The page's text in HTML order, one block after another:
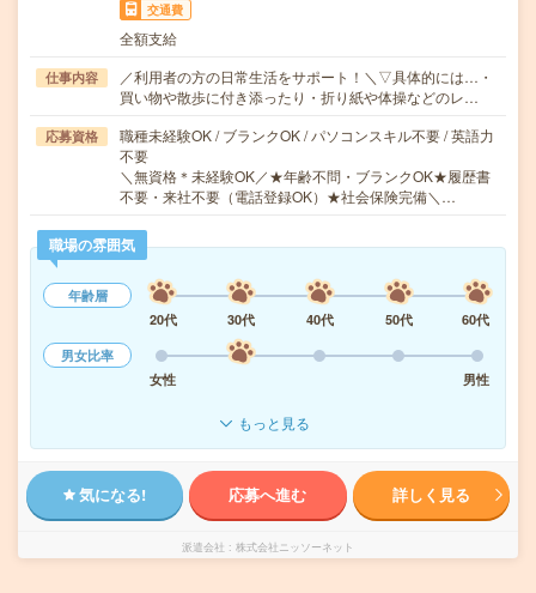
交通費
全額支給
仕事内容
／利用者の方の日常生活をサポート！＼▽具体的には…・
買い物や散歩に付き添ったり・折り紙や体操などのレ…
応募資格
職種未経験OK / ブランクOK / パソコンスキル不要 / 英語力
不要
＼無資格＊未経験OK／★年齢不問・ブランクOK★履歴書
不要・来社不要（電話登録OK）★社会保険完備＼…
職場の雰囲気
年齢層
20代
30代 40代 50代
60代
男女比率
女性
男性
もっと見る
気になる! 応募へ進む 詳しく見る
派遣会社 株式会社ニッソーネット